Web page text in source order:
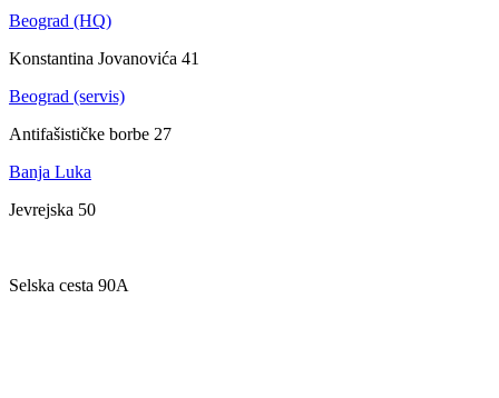
Beograd (HQ)
Konstantina Jovanovića 41
Beograd (servis)
Antifašističke borbe 27
Banja Luka
Jevrejska 50
Selska cesta 90A